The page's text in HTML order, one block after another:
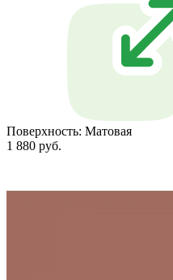
Поверхность: Матовая
1 880 руб.